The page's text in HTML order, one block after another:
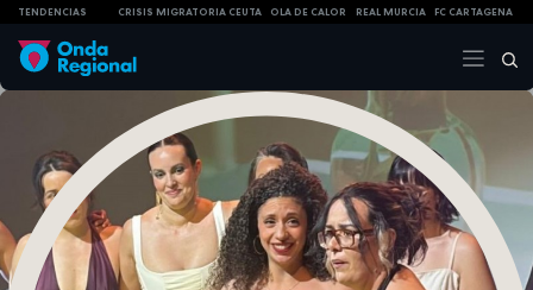
TENDENCIAS CRISIS MIGRATORIA CEUTA OLA DE CALOR REAL MURCIA FC CARTAGENA